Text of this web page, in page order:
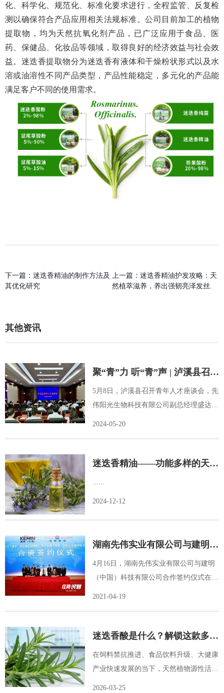
化、科学化、规范化、标准化要求进行，全程监管、反复检
测以确保符合产品应用相关法规标准。公司目前加工的植物
提取物，均为天然抗氧化剂产品，已广泛应用于食品、医
药、保健品、化妆品等领域，取得良好的经济效益与社会效
益。迷迭香提取物分为迷迭香有液体和干燥粉状形式以及水
溶或油溶性不同产品类型，产品性能稳定，多元化的产品能
满足客户不同的使用需求。
下一篇： 迷迭香精油的制作方法及
其优化研究
上一篇： 迷迭香精油护发攻略：天
然植萃滋养，养出强韧亮泽发丝.
其他资讯
聚“青”力 听“青”声 | 泸溪县召开
青年人才座谈会
5月8日，泸溪县召开青年人才座谈会，先
伟阳光生物科技有限公司副总经理盛达成
2024-05-20
迷迭香精油——功能多样的天然
2024-12-12
湖南先伟实业有限公司与建明
（中国）科技有限公司签约合作
4月16日，湖南先伟实业有限公司与建明
（中国）科技有限公司合作签约仪式在吉
2021-04-19
迷迭香酸是什么？解锁这款多领
域适用的天然活性成分
在饲料禁抗推进、食品饮料升级、大健康
产业快速发展的当下，天然植物源性活性
2026-03-25